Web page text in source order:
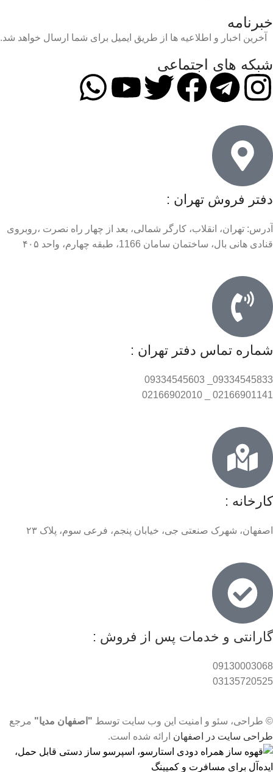
خبرنامه
آخرین اخبار و اطلاعیه ها از طریق ایمیل برای شما ارسال خواهد شد.
شبکه های اجتماعی
دفتر فروش تهران :
آدرس: تهران، انقلاب، کارگر شمالی، بعد از چهار راه نصرت ،روبروی
قنادی هانی بال، ساختمان سامان 1166، طبقه چهارم، واحد ۴۰۵
شماره تماس دفتر تهران :
09334545833_ 09334545603
02166901141 _ 02166902010
کارخانه :
اصفهان، شهرک صنعتی جی، خیابان پنجم، فرعی سوم، پلاک ۲۳
گارانتی و خدمات پس از فروش :
09130003068
03135720525
© طراحی، سئو و امنیت این وب سایت توسط "اصفهان مدیا" مرجع
طراحی سایت در اصفهان ارائه شده است.